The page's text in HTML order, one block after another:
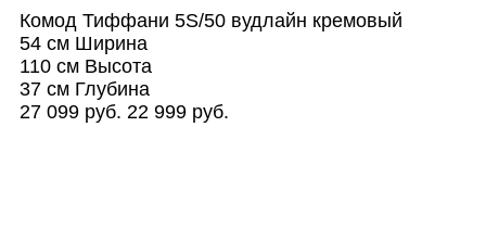
Комод Тиффани 5S/50 вудлайн кремовый
54 смШирина
110 смВысота
37 смГлубина
27 099 руб. 22 999 руб.